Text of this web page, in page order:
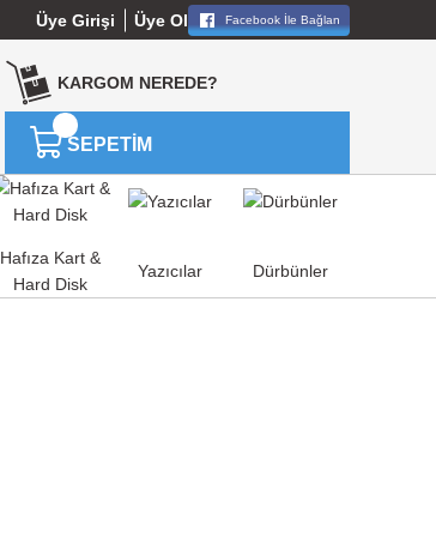
Üye Girişi Üye Ol Facebook İle Bağlan
KARGOM NEREDE?
SEPETİM
Hafıza Kart &
Hard Disk
Yazıcılar Dürbünler